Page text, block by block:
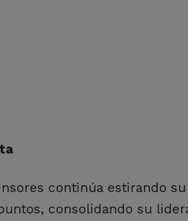
continúa estirando
consolidando su